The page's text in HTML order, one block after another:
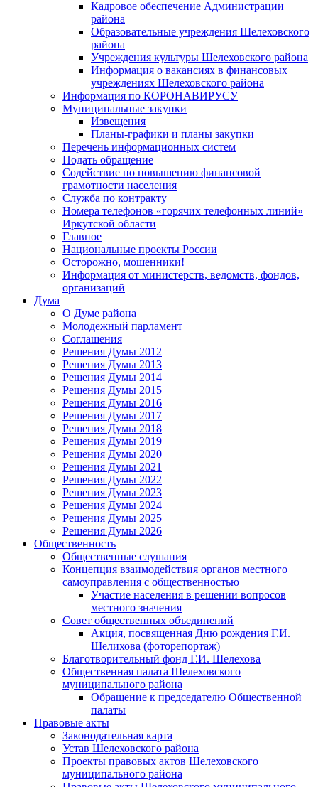
Кадровое обеспечение Администрации
района
Образовательные учреждения Шелеховского
района
Учреждения культуры Шелеховского района
Информация о вакансиях в финансовых
учреждениях Шелеховского района
Информация по КОРОНАВИРУСУ
Муниципальные закупки
Извещения
Планы-графики и планы закупки
Перечень информационных систем
Подать обращение
Содействие по повышению финансовой
грамотности населения
Служба по контракту
Номера телефонов «горячих телефонных линий»
Иркутской области
Главное
Национальные проекты России
Осторожно, мошенники!
Информация от министерств, ведомств, фондов,
организаций
Дума
О Думе района
Молодежный парламент
Соглашения
Решения Думы 2012
Решения Думы 2013
Решения Думы 2014
Решения Думы 2015
Решения Думы 2016
Решения Думы 2017
Решения Думы 2018
Решения Думы 2019
Решения Думы 2020
Решения Думы 2021
Решения Думы 2022
Решения Думы 2023
Решения Думы 2024
Решения Думы 2025
Решения Думы 2026
Общественность
Общественные слушания
Концепция взаимодействия органов местного
самоуправления с общественностью
Участие населения в решении вопросов
местного значения
Совет общественных объединений
Акция, посвященная Дню рождения Г.И.
Шелихова (фоторепортаж)
Благотворительный фонд Г.И. Шелехова
Общественная палата Шелеховского
муниципального района
Обращение к председателю Общественной
палаты
Правовые акты
Законодательная карта
Устав Шелеховского района
Проекты правовых актов Шелеховского
муниципального района